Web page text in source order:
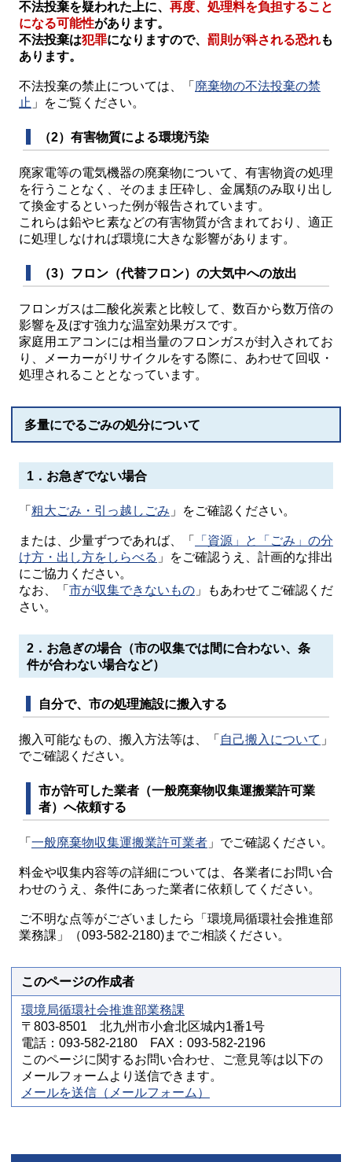
不法投棄を疑われた上に、 再度、処理料を負担すること
になる可能性があります。
不法投棄は犯罪になりますので、 罰則が科される恐れも
あります。
不法投棄の禁止については、「 廃棄物の不法投棄の禁
止 」をご覧ください。
（2）有害物質による環境汚染
廃家電等の電気機器の廃棄物について、有害物資の処理
を行うことなく、そのまま圧砕し、金属類のみ取り出し
て換金するといった例が報告されています。
これらは鉛やヒ素などの有害物質が含まれており、適正
に処理しなければ環境に大きな影響があります。
（3）フロン（代替フロン）の大気中への放出
フロンガスは二酸化炭素と比較して、数百から数万倍の
影響を及ぼす強力な温室効果ガスです。
家庭用エアコンには相当量のフロンガスが封入されてお
り、メーカーがリサイクルをする際に、あわせて回収・
処理されることとなっています。
多量にでるごみの処分について
1．お急ぎでない場合
「 粗大ごみ・引っ越しごみ 」をご確認ください。
または、少量ずつであれば、「
「資源」と「ごみ」の分
け方・出し方をしらべる 」をご確認うえ、計画的な排出
にご協力ください。
なお、「 市が収集できないもの 」もあわせてご確認くだ
さい。
2．お急ぎの場合（市の収集では間に合わない、条
件が合わない場合など）
自分で、市の処理施設に搬入する
搬入可能なもの、搬入方法等は、「 自己搬入について 」
でご確認ください。
市が許可した業者（一般廃棄物収集運搬業許可業
者）へ依頼する
「 一般廃棄物収集運搬業許可業者 」でご確認ください。
料金や収集内容等の詳細については、各業者にお問い合
わせのうえ、条件にあった業者に依頼してください。
ご不明な点等がございましたら「環境局循環社会推進部
業務課」（093-582-2180)までご相談ください。
このページの作成者
環境局循環社会推進部業務課
〒803-8501 北九州市小倉北区城内1番1号
電話：093-582-2180 FAX：093-582-2196
このページに関するお問い合わせ、ご意見等は以下の
メールフォームより送信できます。
メールを送信（メールフォーム）